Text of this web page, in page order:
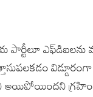
ఎఫ్‌డిఐలను
అయిపోయిందని